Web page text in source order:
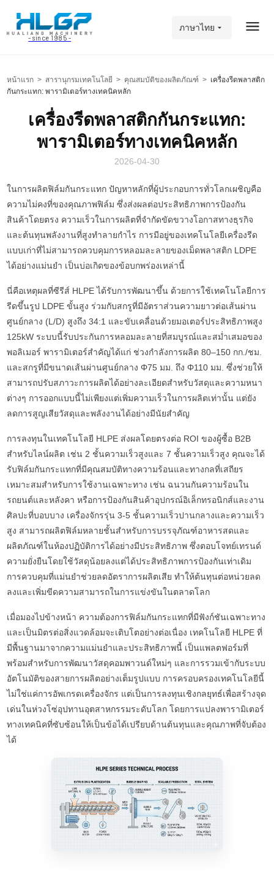
- since 1985 -
ภาษาไทย
หน้าแรก > สารานุกรมเทคโนโลยี > คุณสมบัติของผลิตภัณฑ์ > เครื่องรีดพลาสติก
กันกระแทก: พารามิเตอร์ทางเทคนิคหลัก
เครื่องรีดพลาสติกกันกระแทก:
พารามิเตอร์ทางเทคนิคหลัก
2026-04-30
ในการผลิตฟิล์มกันกระแทก ปัญหาหลักที่ผู้ประกอบการทั่วโลกเผชิญคือ
ความไม่คงที่ของคุณภาพฟิล์ม ซึ่งส่งผลต่อประสิทธิภาพการป้องกัน
สินค้าโดยตรง ความเร็วในการผลิตที่จำกัดขัดขวางโอกาสทางธุรกิจ
และต้นทุนพลังงานที่สูงทำลายกำไร การมีอยู่ของเทคโนโลยีเครื่องรีด
แบบเก่าที่ไม่สามารถควบคุมการหลอมละลายของเม็ดพลาสติก LDPE
ได้อย่างแม่นยำ เป็นบ่อเกิดของข้อบกพร่องเหล่านี้
นี่คือเหตุผลที่ซีรีส์ HLPE ได้รับการพัฒนาขึ้น ด้วยการใช้เทคโนโลยีการ
รีดขึ้นรูป LDPE ขั้นสูง ร่วมกับสกรูที่มีอัตราส่วนความยาวต่อเส้นผ่าน
ศูนย์กลาง (L/D) สูงถึง 34:1 และขับเคลื่อนด้วยมอเตอร์ประสิทธิภาพสูง
125kW ระบบนี้รับประกันการหลอมละลายที่สมบูรณ์และสม่ำเสมอของ
พอลิเมอร์ พารามิเตอร์สำคัญได้แก่ ช่วงกำลังการผลิต 80–150 กก./ชม.
และสกรูที่มีขนาดเส้นผ่านศูนย์กลาง Φ75 มม. ถึง Φ110 มม. ซึ่งช่วยให้
สามารถปรับสภาวะการผลิตได้อย่างละเอียดสำหรับวัสดุและความหนา
ต่างๆ การออกแบบนี้ไม่เพียงแต่เพิ่มความเร็วในการผลิตเท่านั้น แต่ยัง
ลดการสูญเสียวัสดุและพลังงานได้อย่างมีนัยสำคัญ
การลงทุนในเทคโนโลยี HLPE ส่งผลโดยตรงต่อ ROI ของผู้ซื้อ B2B
สำหรับไลน์ผลิต เช่น 2 ชั้นความเร็วสูงและ 7 ชั้นความเร็วสูง คุณจะได้
รับฟิล์มกันกระแทกที่มีคุณสมบัติทางความร้อนและทางกลที่เสถียร
เหมาะสมสำหรับการใช้งานเฉพาะทาง เช่น ฉนวนกันความร้อนใน
รถยนต์และหลังคา หรือการป้องกันสินค้าอุปกรณ์อิเล็กทรอนิกส์และงาน
ศิลปะที่บอบบาง เครื่องจักรรุ่น 3-5 ชั้นความเร็วปานกลางและความเร็ว
สูง สามารถผลิตฟิล์มหลายชั้นสำหรับการบรรจุภัณฑ์อาหารสดและ
ผลิตภัณฑ์ในห้องปฏิบัติการได้อย่างมีประสิทธิภาพ ซึ่งตอบโจทย์เทรนด์
ความยั่งยืนโดยใช้วัสดุน้อยลงแต่ได้ประสิทธิภาพการป้องกันเท่าเดิม
การควบคุมที่แม่นยำช่วยลดอัตราการผลิตเสีย ทำให้ต้นทุนต่อหน่วยลด
ลงและเพิ่มขีดความสามารถในการแข่งขันในตลาดโลก
เมื่อมองไปข้างหน้า ความต้องการฟิล์มกันกระแทกที่มีฟังก์ชันเฉพาะทาง
และเป็นมิตรต่อสิ่งแวดล้อมจะเติบโตอย่างต่อเนื่อง เทคโนโลยี HLPE ที่
มีพื้นฐานมาจากความแม่นยำและประสิทธิภาพนี้ เป็นแพลตฟอร์มที่
พร้อมสำหรับการพัฒนาวัสดุคอมพาวนด์ใหม่ๆ และการรวมเข้ากับระบบ
อัตโนมัติของสายการผลิตอย่างเต็มรูปแบบ การครอบครองเทคโนโลยีนี้
ไม่ใช่แค่การอัพเกรดเครื่องจักร แต่เป็นการลงทุนเชิงกลยุทธ์เพื่อสร้างจุด
เด่นในห่วงโซ่อุปทานอุตสาหกรรมระดับโลก โดยการแปลงพารามิเตอร์
ทางเทคนิคที่ซับซ้อนให้เป็นข้อได้เปรียบด้านต้นทุนและคุณภาพที่จับต้อง
ได้